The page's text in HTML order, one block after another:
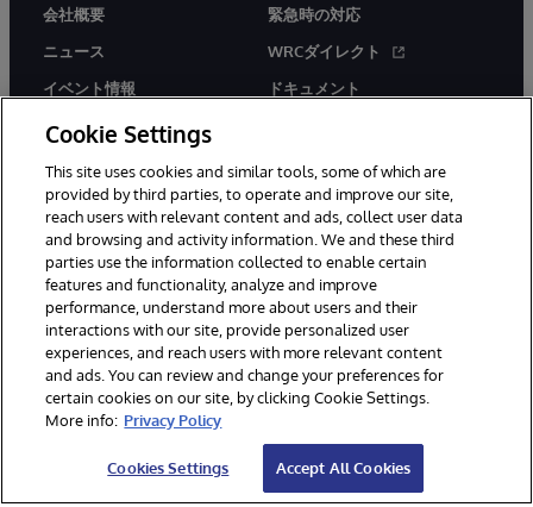
会社概要
ニュース
イベント情報
採用情報
緊急時の対応
WRCダイレクト
ドキュメント
© 1996-2026Y InterSystems Corporation, Boston, MA. All Rights
Reserved.
お知らせ／ご利用規約
プライバシーステートメント
保証について
アクセシビリティ
Cookie Settings
This site uses cookies and similar tools, some of which are
provided by third parties, to operate and improve our site,
reach users with relevant content and ads, collect user data
and browsing and activity information. We and these third
parties use the information collected to enable certain
features and functionality, analyze and improve
performance, understand more about users and their
interactions with our site, provide personalized user
experiences, and reach users with more relevant content
and ads. You can review and change your preferences for
certain cookies on our site, by clicking Cookie Settings.
More info: Privacy Policy
Cookies Settings Accept All Cookies